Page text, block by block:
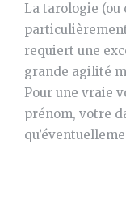
La tarologie
requiert une
grande agilité
Pour une vraie
prénom, votre